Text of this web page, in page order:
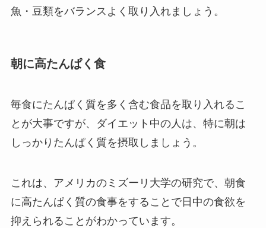
魚・豆類をバランスよく取り入れましょう。
朝に高たんぱく食
毎食にたんぱく質を多く含む食品を取り入れるこ
とが大事ですが、ダイエット中の人は、特に朝は
しっかりたんぱく質を摂取しましょう。
これは、アメリカのミズーリ大学の研究で、朝食
に高たんぱく質の食事をすることで日中の食欲を
抑えられることがわかっています。